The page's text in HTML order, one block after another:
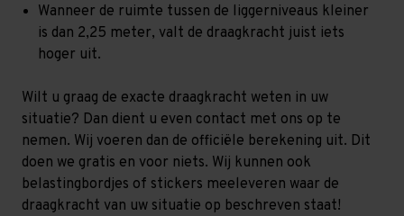
Wanneer de ruimte tussen de liggerniveaus kleiner
is dan 2,25 meter, valt de draagkracht juist iets
hoger uit.
Wilt u graag de exacte draagkracht weten in uw
situatie? Dan dient u even contact met ons op te
nemen. Wij voeren dan de officiële berekening uit. Dit
doen we gratis en voor niets. Wij kunnen ook
belastingbordjes of stickers meeleveren waar de
draagkracht van uw situatie op beschreven staat!